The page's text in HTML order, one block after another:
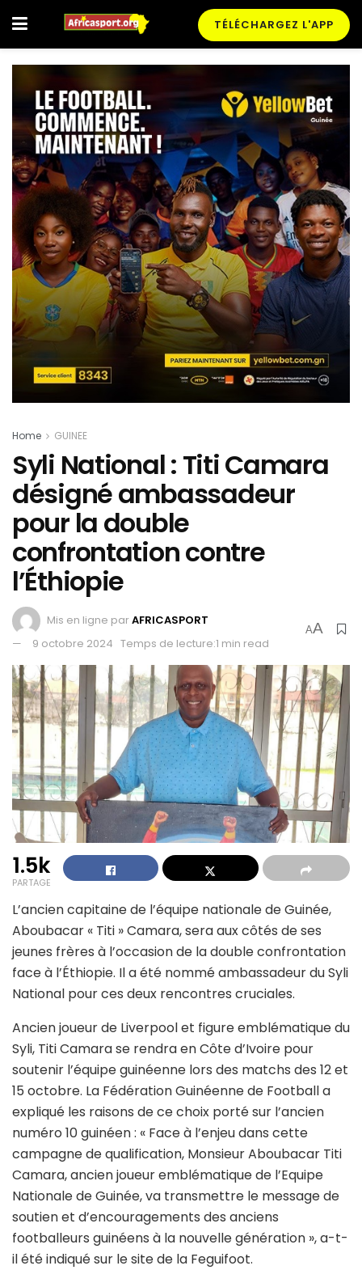
TÉLÉCHARGEZ L'APP
Home GUINEE
Syli National : Titi Camara
désigné ambassadeur
pour la double
confrontation contre
l’Éthiopie
Mis en ligne parAFRICASPORT
9 octobre 2024 Temps de lecture:1 min read
AA
1.5k
PARTAGE
L’ancien capitaine de l’équipe nationale de Guinée,
Aboubacar « Titi » Camara, sera aux côtés de ses
jeunes frères à l’occasion de la double confrontation
face à l’Éthiopie. Il a été nommé ambassadeur du Syli
National pour ces deux rencontres cruciales.
Ancien joueur de Liverpool et figure emblématique du
Syli, Titi Camara se rendra en Côte d’Ivoire pour
soutenir l’équipe guinéenne lors des matchs des 12 et
15 octobre. La Fédération Guinéenne de Football a
expliqué les raisons de ce choix porté sur l’ancien
numéro 10 guinéen : « Face à l’enjeu dans cette
campagne de qualification, Monsieur Aboubacar Titi
Camara, ancien joueur emblématique de l’Equipe
Nationale de Guinée, va transmettre le message de
soutien et d’encouragements des anciens
footballeurs guinéens à la nouvelle génération », a-t-
il été indiqué sur le site de la Feguifoot.